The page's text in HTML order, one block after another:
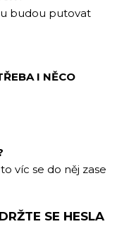
budou putovat
I NĚCO
víc se do něj zase
SE HESLA